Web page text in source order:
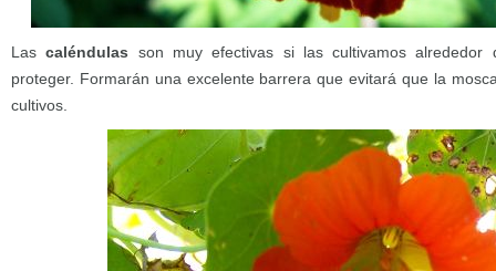
Las caléndulas son muy efectivas si las cultivamos alrededor
proteger. Formarán una excelente barrera que evitará que la
cultivos.